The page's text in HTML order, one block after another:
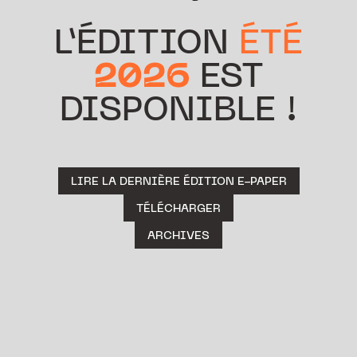
L’ÉDITION ÉTÉ
2026 EST
DISPONIBLE !
LIRE LA DERNIÈRE ÉDITION E-PAPER
TÉLÉCHARGER
ARCHIVES